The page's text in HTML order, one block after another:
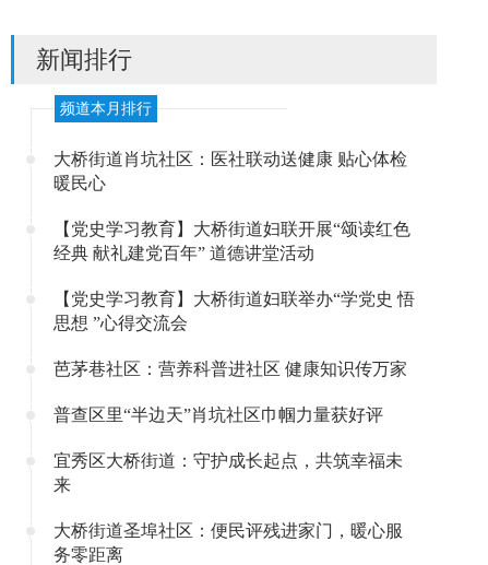
新闻排行
频道本月排行
大桥街道肖坑社区：医社联动送健康 贴心体检
暖民心
【党史学习教育】大桥街道妇联开展“颂读红色
经典 献礼建党百年” 道德讲堂活动
【党史学习教育】大桥街道妇联举办“学党史 悟
思想 ”心得交流会
芭茅巷社区：营养科普进社区 健康知识传万家
普查区里“半边天”肖坑社区巾帼力量获好评
宜秀区大桥街道：守护成长起点，共筑幸福未
来
大桥街道圣埠社区：便民评残进家门，暖心服
务零距离